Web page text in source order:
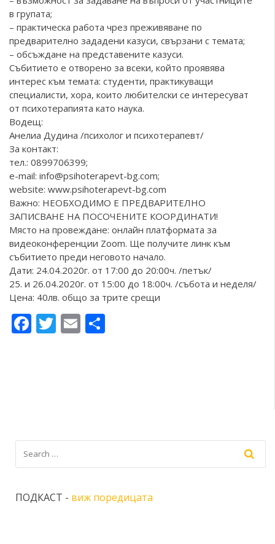
в групата;
– практическа работа чрез преживяване по
предварително зададени казуси, свързани с темата;
– обсъждане на представените казуси.
Събитието е отворено за всеки, който проявява
интерес към темата: студенти, практикуващи
специалисти, хора, които любителски се интересуват
от психотерапията като наука.
Водещ:
Анелиа Дудина /психолог и психотерапевт/
За контакт:
тел.: 0899706399;
e-mail: info@psihoterapevt-bg.com;
website: www.psihoterapevt-bg.com
Важно: НЕОБХОДИМО Е ПРЕДВАРИТЕЛНО
ЗАПИСВАНЕ НА ПОСОЧЕНИТЕ КООРДИНАТИ!
Място на провеждане: онлайн платформата за
видеоконференции Zoom. Ще получите линк към
събитието преди неговото начало.
Дати: 24.04.2020г. от 17:00 до 20:00ч. /петък/
25. и 26.04.2020г. от 15:00 до 18:00ч. /събота и неделя/
Цена: 40лв. общо за трите срещи
Facebook
Twitter
Email
ПОДКАСТ - виж поредицата